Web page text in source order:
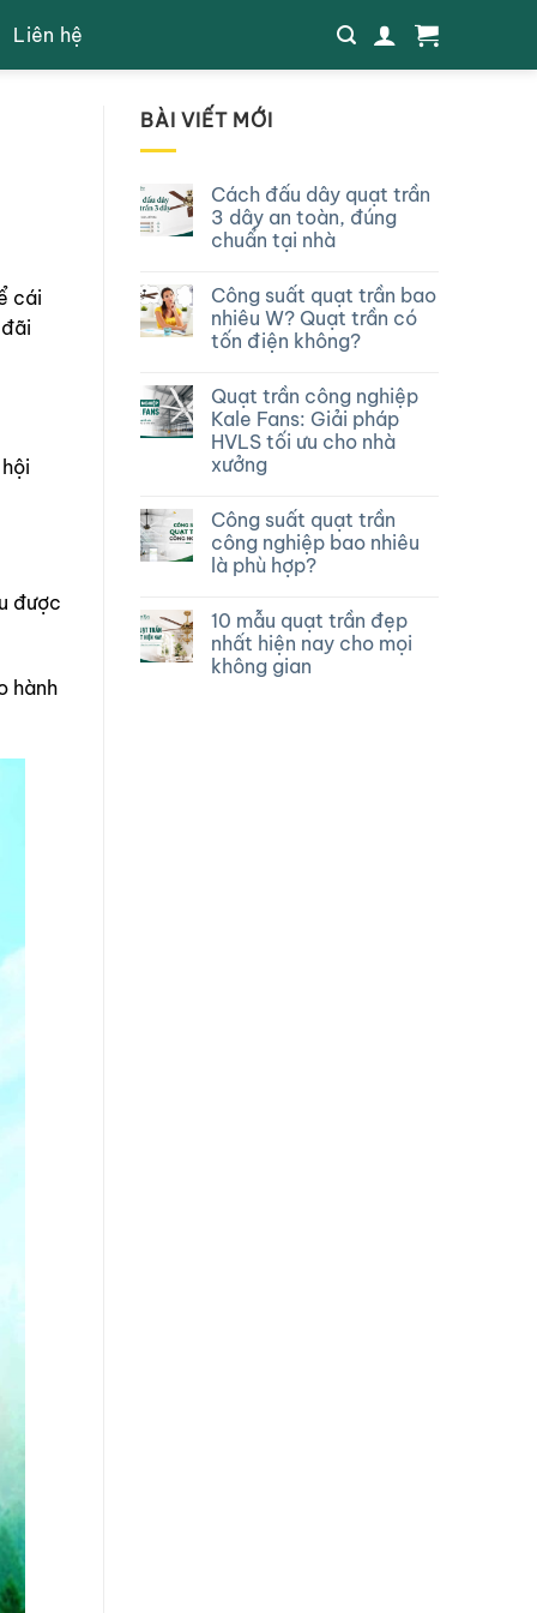
Liên hệ
cái
được
hành
BÀI VIẾT MỚI
Cách đấu dây quạt trần
3 dây an toàn, đúng
chuẩn tại nhà
Công suất quạt trần bao
nhiêu W? Quạt trần có
tốn điện không?
Quạt trần công nghiệp
Kale Fans: Giải pháp
HVLS tối ưu cho nhà
xưởng
Công suất quạt trần
công nghiệp bao nhiêu
là phù hợp?
10 mẫu quạt trần đẹp
nhất hiện nay cho mọi
không gian